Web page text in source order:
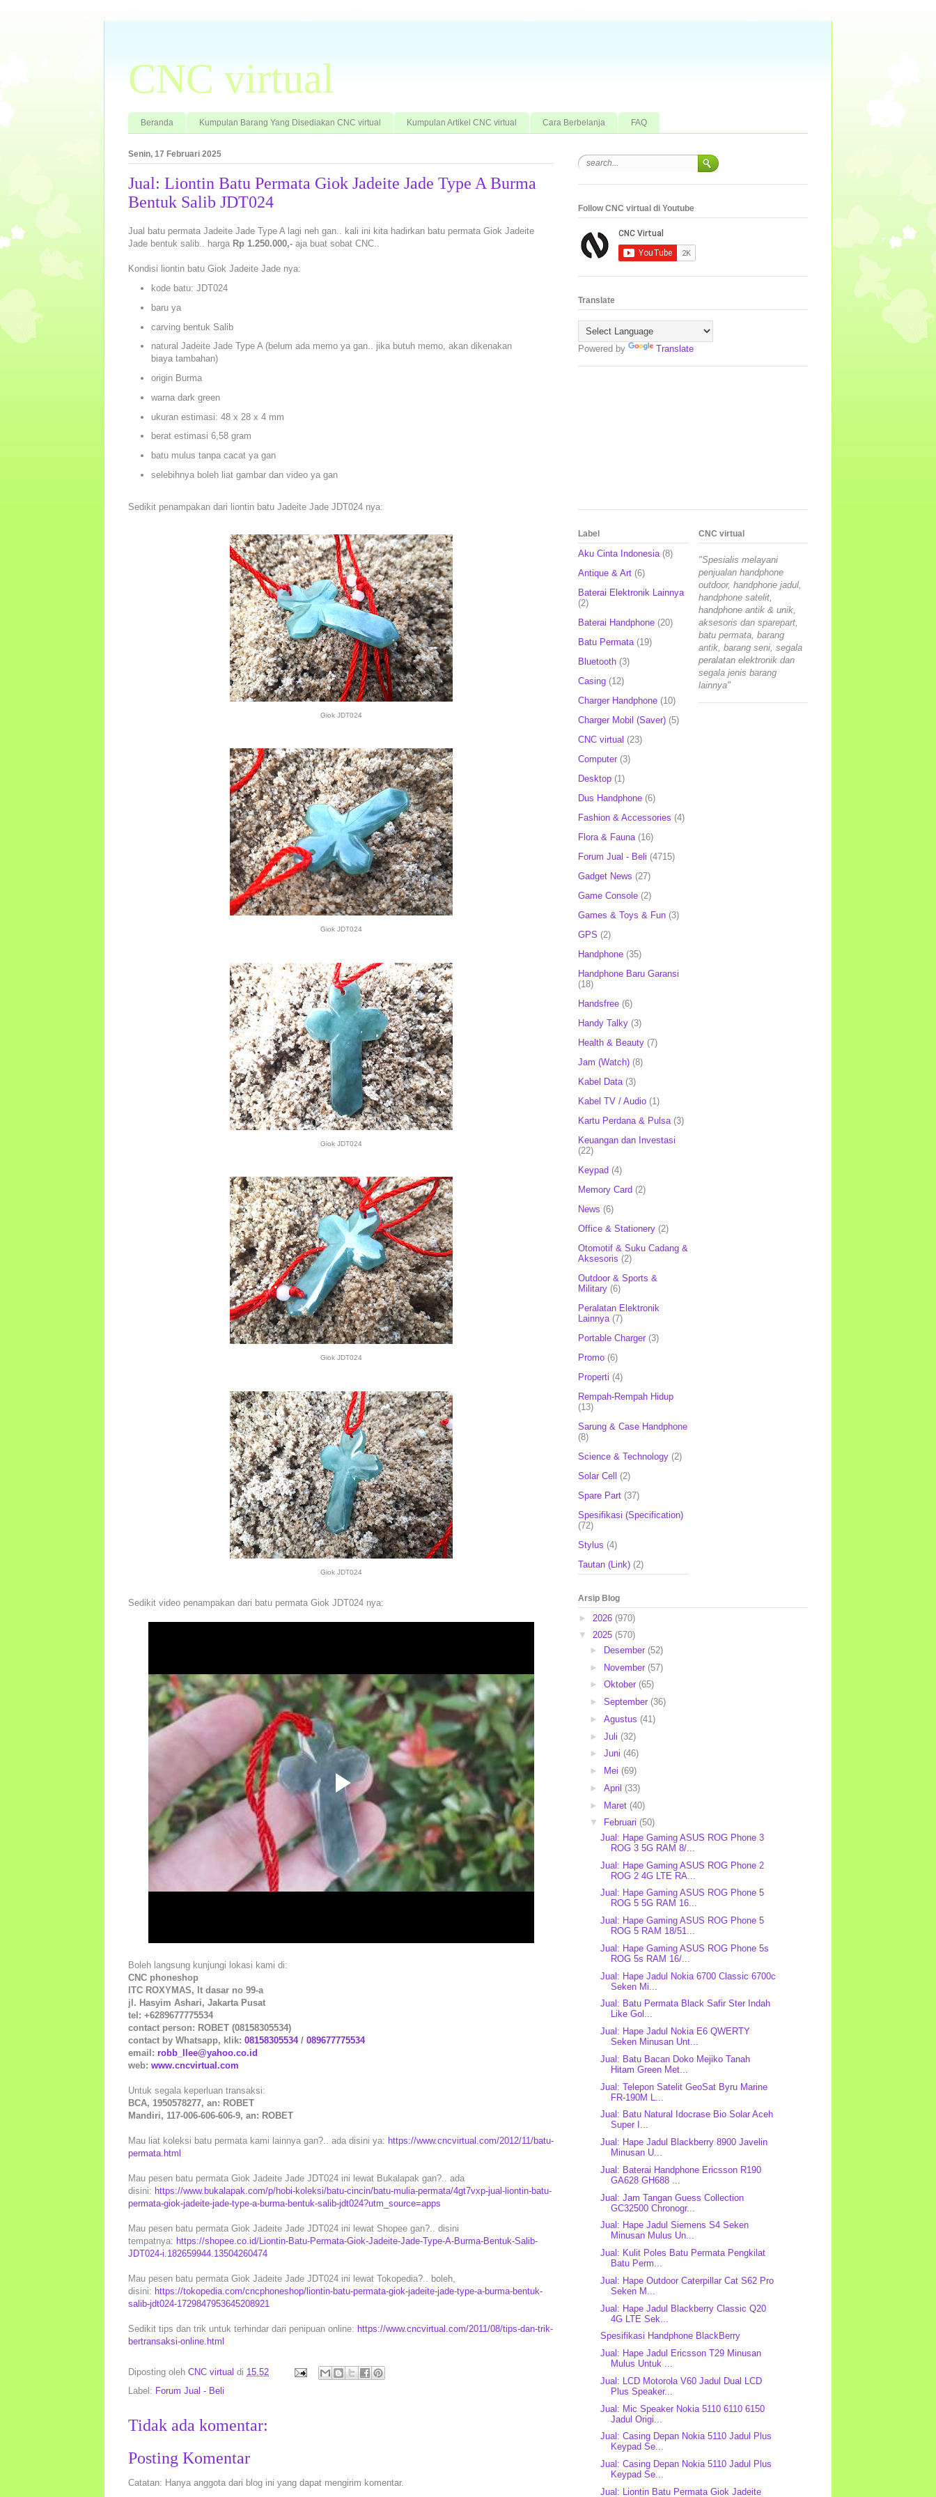
CNC virtual
Beranda Kumpulan Barang Yang Disediakan CNC virtual Kumpulan Artikel CNC virtual Cara Berbelanja FAQ
Senin, 17 Februari 2025
Jual: Liontin Batu Permata Giok Jadeite Jade Type A Burma
Bentuk Salib JDT024
Jual batu permata Jadeite Jade Type A lagi neh gan.. kali ini kita hadirkan batu permata Giok Jadeite
Jade bentuk salib.. harga Rp 1.250.000,- aja buat sobat CNC..
Kondisi liontin batu Giok Jadeite Jade nya:
kode batu: JDT024
baru ya
carving bentuk Salib
natural Jadeite Jade Type A (belum ada memo ya gan.. jika butuh memo, akan dikenakan
biaya tambahan)
origin Burma
warna dark green
ukuran estimasi: 48 x 28 x 4 mm
berat estimasi 6,58 gram
batu mulus tanpa cacat ya gan
selebihnya boleh liat gambar dan video ya gan
Sedikit penampakan dari liontin batu Jadeite Jade JDT024 nya:
Giok JDT024
Giok JDT024
Giok JDT024
Giok JDT024
Giok JDT024
Sedikit video penampakan dari batu permata Giok JDT024 nya:
Boleh langsung kunjungi lokasi kami di:
CNC phoneshop
ITC ROXYMAS, lt dasar no 99-a
jl. Hasyim Ashari, Jakarta Pusat
tel: +6289677775534
contact person: ROBET (08158305534)
contact by Whatsapp, klik: 08158305534/ 089677775534
email: robb_llee@yahoo.co.id
web: www.cncvirtual.com
Untuk segala keperluan transaksi:
BCA, 1950578277, an: ROBET
Mandiri, 117-006-606-606-9, an: ROBET
Mau liat koleksi batu permata kami lainnya gan?.. ada disini ya: https://www.cncvirtual.com/2012/11/batu-
permata.html
Mau pesen batu permata Giok Jadeite Jade JDT024 ini lewat Bukalapak gan?.. ada
disini: https://www.bukalapak.com/p/hobi-koleksi/batu-cincin/batu-mulia-permata/4gt7vxp-jual-liontin-batu-
permata-giok-jadeite-jade-type-a-burma-bentuk-salib-jdt024?utm_source=apps
Mau pesen batu permata Giok Jadeite Jade JDT024 ini lewat Shopee gan?.. disini
tempatnya: https://shopee.co.id/Liontin-Batu-Permata-Giok-Jadeite-Jade-Type-A-Burma-Bentuk-Salib-
JDT024-i.182659944.13504260474
Mau pesen batu permata Giok Jadeite Jade JDT024 ini lewat Tokopedia?.. boleh,
disini: https://tokopedia.com/cncphoneshop/liontin-batu-permata-giok-jadeite-jade-type-a-burma-bentuk-
salib-jdt024-1729847953645208921
Sedikit tips dan trik untuk terhindar dari penipuan online: https://www.cncvirtual.com/2011/08/tips-dan-trik-
bertransaksi-online.html
Diposting oleh CNC virtual di 15.52
Label: Forum Jual - Beli
Tidak ada komentar:
Posting Komentar
Catatan: Hanya anggota dari blog ini yang dapat mengirim komentar.
Follow CNC virtual di Youtube
Translate
Powered by Translate
Label
Aku Cinta Indonesia (8)
Antique & Art (6)
Baterai Elektronik Lainnya
(2)
Baterai Handphone (20)
Batu Permata (19)
Bluetooth (3)
Casing (12)
Charger Handphone (10)
Charger Mobil (Saver) (5)
CNC virtual (23)
Computer (3)
Desktop (1)
Dus Handphone (6)
Fashion & Accessories (4)
Flora & Fauna (16)
Forum Jual - Beli (4715)
Gadget News (27)
Game Console (2)
Games & Toys & Fun (3)
GPS (2)
Handphone (35)
Handphone Baru Garansi
(18)
Handsfree (6)
Handy Talky (3)
Health & Beauty (7)
Jam (Watch) (8)
Kabel Data (3)
Kabel TV / Audio (1)
Kartu Perdana & Pulsa (3)
Keuangan dan Investasi
(22)
Keypad (4)
Memory Card (2)
News (6)
Office & Stationery (2)
Otomotif & Suku Cadang &
Aksesoris (2)
Outdoor & Sports &
Military (6)
Peralatan Elektronik
Lainnya (7)
Portable Charger (3)
Promo (6)
Properti (4)
Rempah-Rempah Hidup
(13)
Sarung & Case Handphone
(8)
Science & Technology (2)
Solar Cell (2)
Spare Part (37)
Spesifikasi (Specification)
(72)
Stylus (4)
Tautan (Link) (2)
CNC virtual
"Spesialis melayani
penjualan handphone
outdoor, handphone jadul,
handphone satelit,
handphone antik & unik,
aksesoris dan sparepart,
batu permata, barang
antik, barang seni, segala
peralatan elektronik dan
segala jenis barang
lainnya"
Arsip Blog
► 2026 (970)
▼ 2025 (570)
►
Desember (52)
► November (57)
► Oktober (65)
► September (36)
► Agustus (41)
► Juli (32)
► Juni (46)
►
Mei (69)
► April (33)
► Maret (40)
▼
Februari (50)
Jual: Hape Gaming ASUS ROG Phone 3
ROG 3 5G RAM 8/...
Jual: Hape Gaming ASUS ROG Phone 2
ROG 2 4G LTE RA...
Jual: Hape Gaming ASUS ROG Phone 5
ROG 5 5G RAM 16...
Jual: Hape Gaming ASUS ROG Phone 5
ROG 5 RAM 18/51...
Jual: Hape Gaming ASUS ROG Phone 5s
ROG 5s RAM 16/...
Jual: Hape Jadul Nokia 6700 Classic 6700c
Seken Mi...
Jual: Batu Permata Black Safir Ster Indah
Like Gol...
Jual: Hape Jadul Nokia E6 QWERTY
Seken Minusan Unt...
Jual: Batu Bacan Doko Mejiko Tanah
Hitam Green Met...
Jual: Telepon Satelit GeoSat Byru Marine
FR-190M L...
Jual: Batu Natural Idocrase Bio Solar Aceh
Super I...
Jual: Hape Jadul Blackberry 8900 Javelin
Minusan U...
Jual: Baterai Handphone Ericsson R190
GA628 GH688 ...
Jual: Jam Tangan Guess Collection
GC32500 Chronogr...
Jual: Hape Jadul Siemens S4 Seken
Minusan Mulus Un...
Jual: Kulit Poles Batu Permata Pengkilat
Batu Perm...
Jual: Hape Outdoor Caterpillar Cat S62 Pro
Seken M...
Jual: Hape Jadul Blackberry Classic Q20
4G LTE Sek...
Spesifikasi Handphone BlackBerry
Jual: Hape Jadul Ericsson T29 Minusan
Mulus Untuk ...
Jual: LCD Motorola V60 Jadul Dual LCD
Plus Speaker...
Jual: Mic Speaker Nokia 5110 6110 6150
Jadul Origi...
Jual: Casing Depan Nokia 5110 Jadul Plus
Keypad Se...
Jual: Casing Depan Nokia 5110 Jadul Plus
Keypad Se...
Jual: Liontin Batu Permata Giok Jadeite